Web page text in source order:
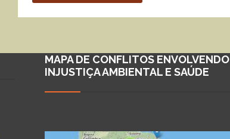
MAPA DE CONFLITOS ENVOLVENDO
INJUSTIÇA AMBIENTAL E SAÚDE